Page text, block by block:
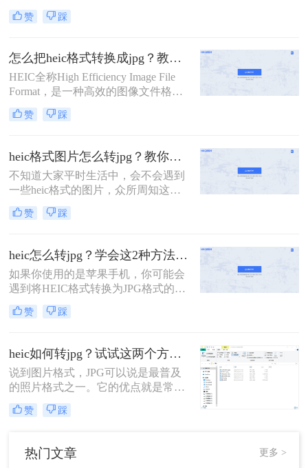
而，一些设备（如iPhone）默认保存
图片为HEIC格式，这在某些情况下可
在兼容性问题，许多人希望将其转换
为更常见的JPEG格式。本文将详细介
绍heic文件怎么转换成jpg，以及一些
应用程序和工具的推荐。
赞 踩
怎么把heic格式转换成jpg？教你三种简单的图片格式转换方法！
HEIC全称High Efficiency Image File
Format，是一种高效的图像文件格
式，由Moving Picture Experts
Group（MPEG）制定。HEIC在图片
秀，而且支持透明度、动画和深色模
式等功能。相比于JPEG，HEIC格式
图片在存储相同图片质量的情况下，
可以节省大量的存储空间。怎么把
heic格式转换成jpg？虽然HEI
赞 踩
heic格式图片怎么转jpg？教你二种简单的免费转换方法！
不知道大家平时生活中，会不会遇到
一些heic格式的图片，众所周知这是
iOS系统特有的一种图片格式存储方
式。 这种格式的图片也只有在苹果手
在其他设备查看的情况，这个时候就
需要将heic格式转换成常见的jpg格式
了。
赞 踩
heic怎么转jpg？学会这2种方法，轻松打开heic格式照片！
如果你使用的是苹果手机，你可能会
遇到将HEIC格式转换为JPG格式的问
题。虽然HEIC格式在保存图像时可以
节省大量存储空间，但不是所有设备
的方法，可以帮助你将HEIC格式转换
为JPG格式。
赞 踩
heic如何转jpg？试试这两个方法，高效转换，一键解决！
说到图片格式，JPG可以说是最普及
的照片格式之一。它的优点就是常用
和通用，因此是所有设备都支持的画
片格式！无论是手机、相机、电脑，
非常方便的照片格式。不仅如此，
JPG格式的容量也很小，要比RAW格
赞 踩
热门文章 更多 >